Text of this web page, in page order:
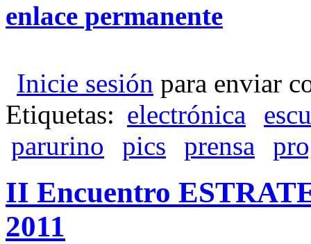
enlace permanente
Inicie sesión para enviar
Etiquetas: electrónica
parurino
pics prensa
II Encuentro
2011